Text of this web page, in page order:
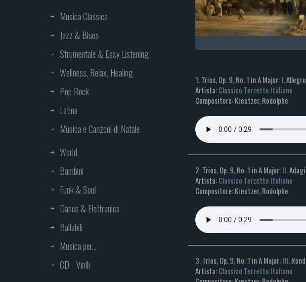
Musica Classica
Jazz & Blues
Strumentale & Easy Listening
Wellness, Relax, Healing
Pop Rock
Latina
Musica e Canzoni di Natale
World
Bambini
Funk & Soul
Dance & Elettronica
Ballabili
Musica per...
CD - Vinili
1. Trios, Op. 9, No. 1 in A Major: I.
Artista:Classico Terzetto Italiano
Compositore: Kreutzer, Rodolphe
2. Trios, Op. 9, No. 1 in A Major: II.
Artista:Classico Terzetto Italiano
Compositore: Kreutzer, Rodolphe
3. Trios, Op. 9, No. 1 in A Major: III.
Artista:Classico Terzetto Italiano